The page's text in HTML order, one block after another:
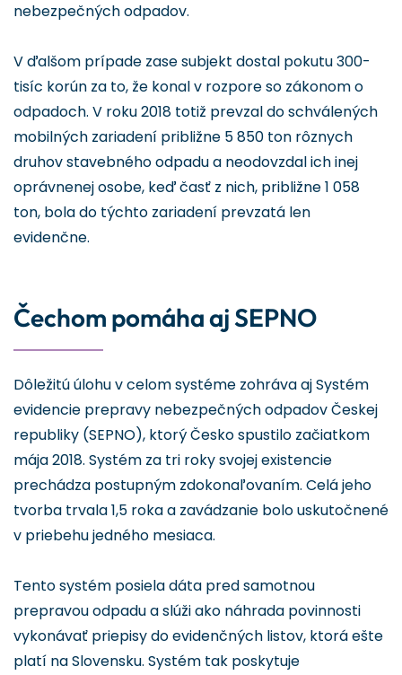
nebezpečných odpadov.
V ďalšom prípade zase subjekt dostal pokutu 300-
tisíc korún za to, že konal v rozpore so zákonom o
odpadoch. V roku 2018 totiž prevzal do schválených
mobilných zariadení približne 5 850 ton rôznych
druhov stavebného odpadu a neodovzdal ich inej
oprávnenej osobe, keď časť z nich, približne 1 058
ton, bola do týchto zariadení prevzatá len
evidenčne.
Čechom pomáha aj SEPNO
Dôležitú úlohu v celom systéme zohráva aj Systém
evidencie prepravy nebezpečných odpadov Českej
republiky (SEPNO), ktorý Česko spustilo začiatkom
mája 2018. Systém za tri roky svojej existencie
prechádza postupným zdokonaľovaním. Celá jeho
tvorba trvala 1,5 roka a zavádzanie bolo uskutočnené
v priebehu jedného mesiaca.
Tento systém posiela dáta pred samotnou
prepravou odpadu a slúži ako náhrada povinnosti
vykonávať priepisy do evidenčných listov, ktorá ešte
platí na Slovensku. Systém tak poskytuje